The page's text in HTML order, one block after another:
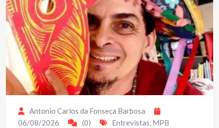
Antonio Carlos da Fonseca Barbosa
06/08/2026
(0) Entrevistas, MPB